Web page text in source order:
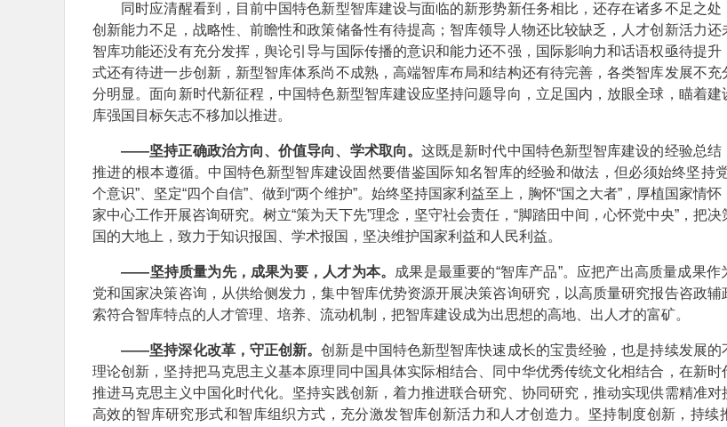
同时应清醒看到，目前中国特色新型智库建设与面临的新形势新任务相比，还存在诸多不足之处
创新能力不足，战略性、前瞻性和政策储备性有待提高；智库领导人物还比较缺乏，人才创新活力还
智库功能还没有充分发挥，舆论引导与国际传播的意识和能力还不强，国际影响力和话语权亟待提升
式还有待进一步创新，新型智库体系尚不成熟，高端智库布局和结构还有待完善，各类智库发展不充
分明显。面向新时代新征程，中国特色新型智库建设应坚持问题导向，立足国内，放眼全球，瞄着建
库强国目标矢志不移加以推进。
——坚持正确政治方向、价值导向、学术取向。 这既是新时代中国特色新型智库建设的经验总结
推进的根本遵循。中国特色新型智库建设固然要借鉴国际知名智库的经验和做法，但必须始终坚持
个意识”、坚定“四个自信”、做到“两个维护”。始终坚持国家利益至上，胸怀“国之大者”，厚植国家情
家中心工作开展咨询研究。树立“策为天下先”理念，坚守社会责任，“脚踏田中间，心怀党中央”，把
国的大地上，致力于知识报国、学术报国，坚决维护国家利益和人民利益。
——坚持质量为先，成果为要，人才为本。
成果是最重要的“智库产品”。应把产出高质量成果
党和国家决策咨询，从供给侧发力，集中智库优势资源开展决策咨询研究，以高质量研究报告咨政辅
索符合智库特点的人才管理、培养、流动机制，把智库建设成为出思想的高地、出人才的富矿。
——坚持深化改革，守正创新。创新是中国特色新型智库快速成长的宝贵经验，也是持续发展的
理论创新，坚持把马克思主义基本原理同中国具体实际相结合、同中华优秀传统文化相结合，在新时
推进马克思主义中国化时代化。坚持实践创新，着力推进联合研究、协同研究，推动实现供需精准对
高效的智库研究形式和智库组织方式，充分激发智库创新活力和人才创造力。坚持制度创新，持续